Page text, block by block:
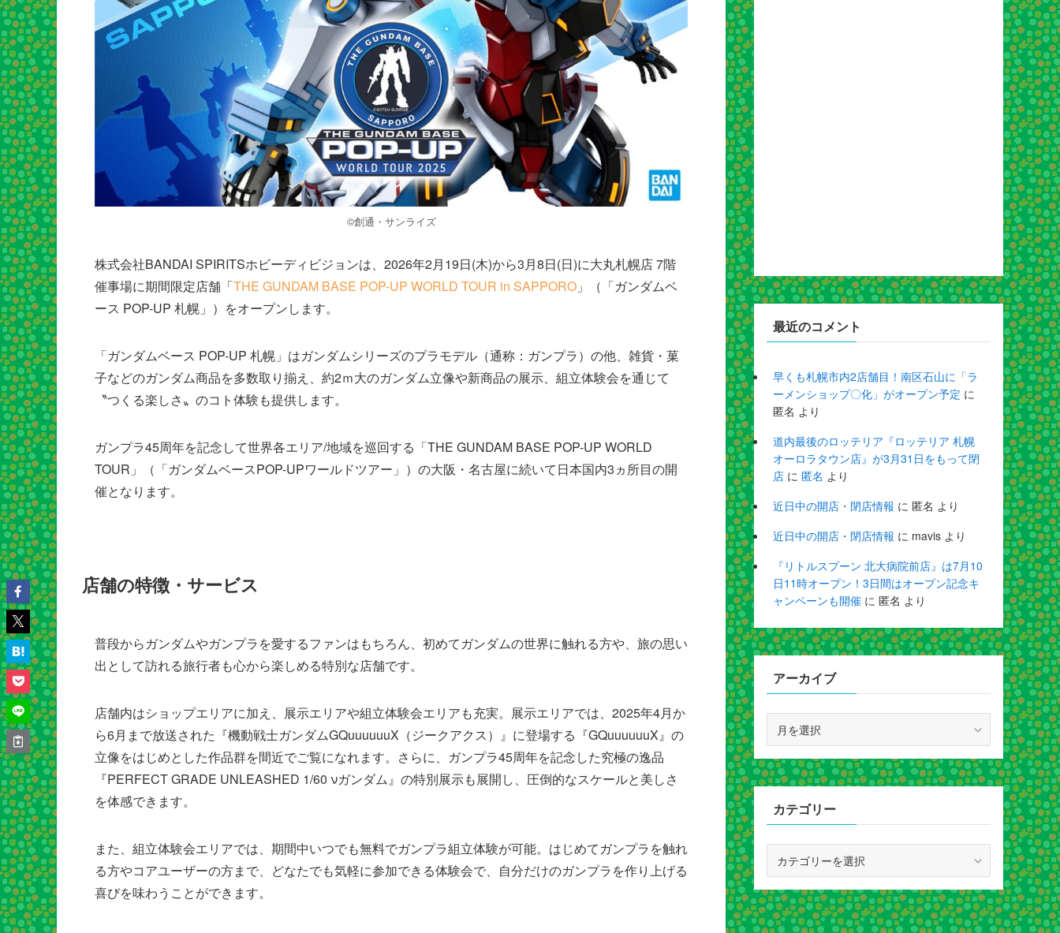
©創通・サンライズ
株式会社BANDAI SPIRITSホビーディビジョンは、2026年2月19日(木)から3月8日(日)に大丸札幌店 7階
催事場に期間限定店舗「THE GUNDAM BASE POP-UP WORLD TOUR in SAPPORO 」（「ガンダムベ
ース POP-UP 札幌」）をオープンします。
「ガンダムベース POP-UP 札幌」はガンダムシリーズのプラモデル（通称：ガンプラ）の他、雑貨・菓
子などのガンダム商品を多数取り揃え、約2ｍ大のガンダム立像や新商品の展示、組立体験会を通じて
〝つくる楽しさ〟のコト体験も提供します。
ガンプラ45周年を記念して世界各エリア/地域を巡回する「THE GUNDAM BASE POP-UP WORLD
TOUR」（「ガンダムベースPOP-UPワールドツアー」）の大阪・名古屋に続いて日本国内3ヵ所目の開
催となります。
店舗の特徴・サービス
普段からガンダムやガンプラを愛するファンはもちろん、初めてガンダムの世界に触れる方や、旅の思い
出として訪れる旅行者も心から楽しめる特別な店舗です。
店舗内はショップエリアに加え、展示エリアや組立体験会エリアも充実。展示エリアでは、2025年4月か
ら6月まで放送された『機動戦士ガンダムGQuuuuuuX（ジークアクス）』に登場する『GQuuuuuuX』の
立像をはじめとした作品群を間近でご覧になれます。さらに、ガンプラ45周年を記念した究極の逸品
『PERFECT GRADE UNLEASHED 1/60 νガンダム』の特別展示も展開し、圧倒的なスケールと美しさ
を体感できます。
また、組立体験会エリアでは、期間中いつでも無料でガンプラ組立体験が可能。はじめてガンプラを触れ
る方やコアユーザーの方まで、どなたでも気軽に参加できる体験会で、自分だけのガンプラを作り上げる
喜びを味わうことができます。
最近のコメント
早くも札幌市内2店舗目！南区石山に「ラ
ーメンショップ〇化」がオープン予定 に
匿名 より
道内最後のロッテリア『ロッテリア 札幌
オーロラタウン店』が3月31日をもって閉
店 に 匿名 より
近日中の開店・閉店情報 に 匿名 より
近日中の開店・閉店情報 に mavis より
『リトルスプーン 北大病院前店』は7月10
日11時オープン！3日間はオープン記念キ
ャンペーンも開催 に 匿名 より
アーカイブ
カ
イ
ブ
カテゴリー
ゴ
リ
ー